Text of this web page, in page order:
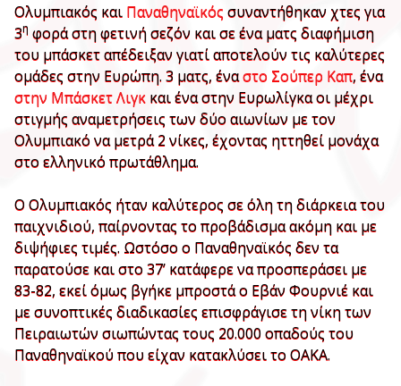
Ολυμπιακός και Παναθηναϊκός συναντήθηκαν χτες για
3η φορά στη φετινή σεζόν και σε ένα ματς διαφήμιση
του μπάσκετ απέδειξαν γιατί αποτελούν τις καλύτερες
ομάδες στην Ευρώπη. 3 ματς, έναστο Σούπερ Καπ, ένα
στην Μπάσκετ Λιγκκαι ένα στην Ευρωλίγκα οι μέχρι
στιγμής αναμετρήσεις των δύο αιωνίων με τον
Ολυμπιακό να μετρά 2 νίκες, έχοντας ηττηθεί μονάχα
στο ελληνικό πρωτάθλημα.
Ο Ολυμπιακός ήταν καλύτερος σε όλη τη διάρκεια του
παιχνιδιού, παίρνοντας το προβάδισμα ακόμη και με
διψήφιες τιμές. Ωστόσο ο Παναθηναϊκός δεν τα
παρατούσε και στο 37’ κατάφερε να προσπεράσει με
83-82, εκεί όμως βγήκε μπροστά ο Εβάν Φουρνιέ και
με συνοπτικές διαδικασίες επισφράγισε τη νίκη των
Πειραιωτών σιωπώντας τους 20.000 οπαδούς του
Παναθηναϊκού που είχαν κατακλύσει το ΟΑΚΑ.